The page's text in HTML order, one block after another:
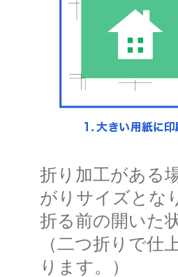
折り加工がある
がりサイズとな
折る前の開いた
（二つ折りで
ります。）